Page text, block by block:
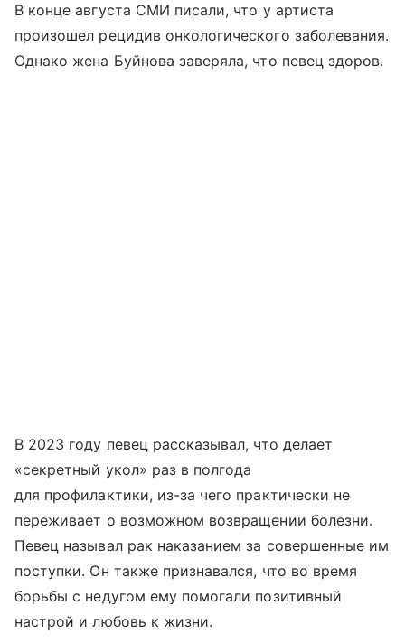
В конце августа СМИ писали, что у артиста
произошел рецидив онкологического заболевания.
Однако жена Буйнова заверяла, что певец здоров.
В 2023 году певец рассказывал, что делает
«секретный укол» раз в полгода
для профилактики, из-за чего практически не
переживает о возможном возвращении болезни.
Певец называл рак наказанием за совершенные им
поступки. Он также признавался, что во время
борьбы с недугом ему помогали позитивный
настрой и любовь к жизни.